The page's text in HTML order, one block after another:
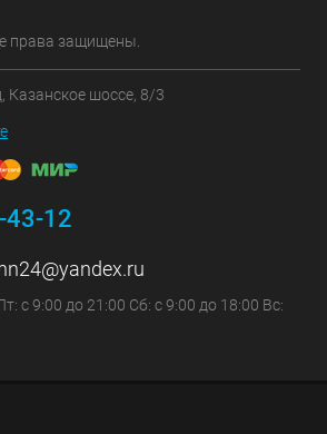
права защищены.
Казанское шоссе, 8/3
43-12
с 9:00 до 21:00 Сб: с 9:00 до 18:00 Вс: